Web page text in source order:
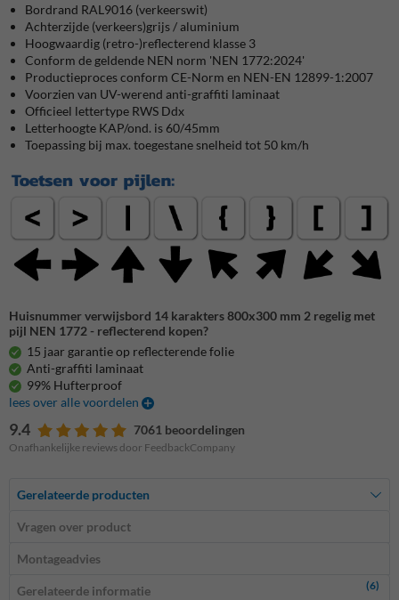
Bordrand RAL9016 (verkeerswit)
Achterzijde (verkeers)grijs / aluminium
Hoogwaardig (retro-)reflecterend klasse 3
Conform de geldende NEN norm 'NEN 1772:2024'
Productieproces conform CE-Norm en NEN-EN 12899-1:2007
Voorzien van UV-werend anti-graffiti laminaat
Officieel lettertype RWS Ddx
Letterhoogte KAP/ond. is 60/45mm
Toepassing bij max. toegestane snelheid tot 50 km/h
Huisnummer verwijsbord 14 karakters 800x300 mm 2 regelig met
pijl NEN 1772 - reflecterend kopen?
15 jaar garantie op reflecterende folie
Anti-graffiti laminaat
99% Hufterproof
lees over alle voordelen
9.4 7061 beoordelingen
Onafhankelijke reviews door FeedbackCompany
Gerelateerde producten
Vragen over product
Montageadvies
Gerelateerde informatie (6)